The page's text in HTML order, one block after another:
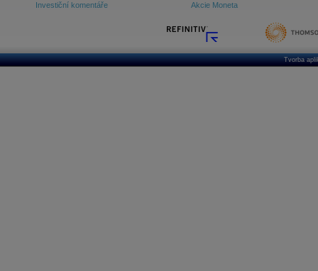
Investiční komentáře
Akcie Moneta
Tvorba